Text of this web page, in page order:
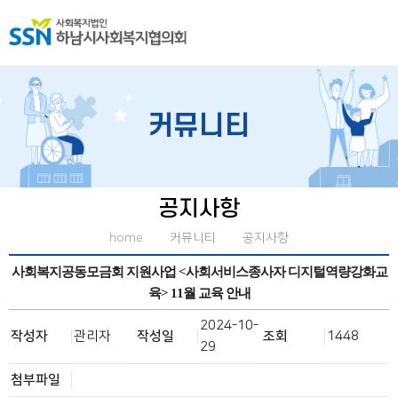
커뮤니티
공지사항
home 커뮤니티 공지사항
사회복지공동모금회 지원사업 <사회서비스종사자 디지털역량강화교
육> 11월 교육 안내
작성자 관리자 작성일
2024-10-
29
조회 1448
첨부파일